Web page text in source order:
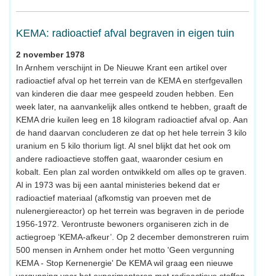
KEMA: radioactief afval begraven in eigen tuin
2 november 1978
In Arnhem verschijnt in De Nieuwe Krant een artikel over
radioactief afval op het terrein van de KEMA en sterfgevallen
van kinderen die daar mee gespeeld zouden hebben. Een
week later, na aanvankelijk alles ontkend te hebben, graaft de
KEMA drie kuilen leeg en 18 kilogram radioactief afval op. Aan
de hand daarvan concluderen ze dat op het hele terrein 3 kilo
uranium en 5 kilo thorium ligt. Al snel blijkt dat het ook om
andere radioactieve stoffen gaat, waaronder cesium en
kobalt. Een plan zal worden ontwikkeld om alles op te graven.
Al in 1973 was bij een aantal ministeries bekend dat er
radioactief materiaal (afkomstig van proeven met de
nulenergiereactor) op het terrein was begraven in de periode
1956-1972. Verontruste bewoners organiseren zich in de
actiegroep ‘KEMA-afkeur’. Op 2 december demonstreren ruim
500 mensen in Arnhem onder het motto 'Geen vergunning
KEMA - Stop Kernenergie' De KEMA wil graag een nieuwe